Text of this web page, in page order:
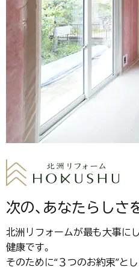
次の、あなたらしさ
北洲リフォームが最も大事に
健康です。
そのために“３つのお約束”とし